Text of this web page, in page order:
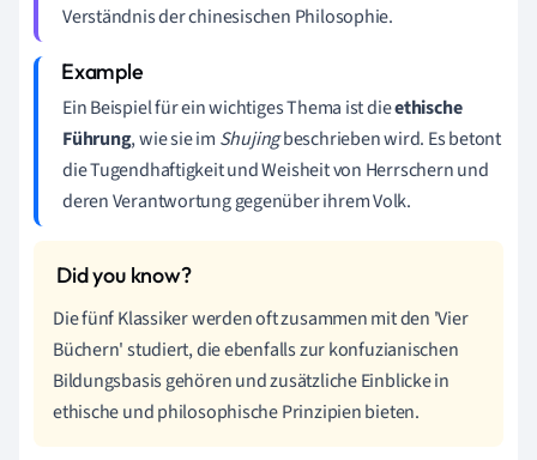
Verständnis der chinesischen Philosophie.
Ein Beispiel für ein wichtiges Thema ist dieethische
Führung, wie sie im Shujingbeschrieben wird. Es betont
die Tugendhaftigkeit und Weisheit von Herrschern und
deren Verantwortung gegenüber ihrem Volk.
Die fünf Klassiker werden oft zusammen mit den 'Vier
Büchern' studiert, die ebenfalls zur konfuzianischen
Bildungsbasis gehören und zusätzliche Einblicke in
ethische und philosophische Prinzipien bieten.